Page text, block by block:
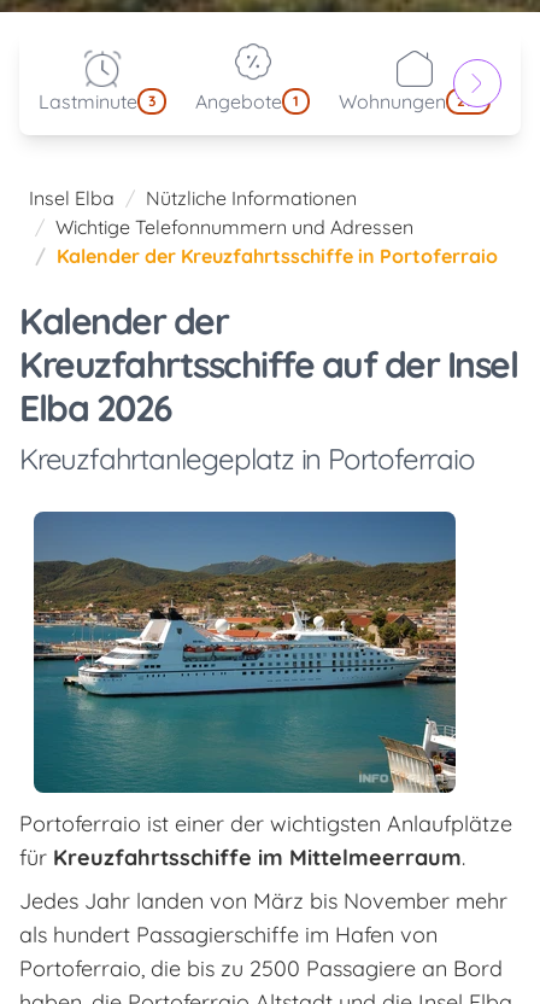
Lastminute 3 Angebote 1 Wohnungen 214
Insel Elba
Nützliche Informationen
Wichtige Telefonnummern und Adressen
Kalender der Kreuzfahrtsschiffe in Portoferraio
Kalender der
Kreuzfahrtsschiffe auf der Insel
Elba 2026
Kreuzfahrtanlegeplatz in Portoferraio
Portoferraio ist einer der wichtigsten Anlaufplätze
für Kreuzfahrtsschiffe im Mittelmeerraum.
Jedes Jahr landen von März bis November mehr
als hundert Passagierschiffe im Hafen von
Portoferraio, die bis zu 2500 Passagiere an Bord